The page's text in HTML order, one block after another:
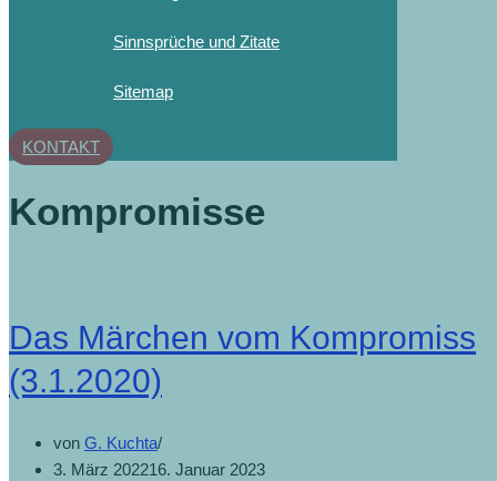
Sinnsprüche und Zitate
Sitemap
KONTAKT
Kompromisse
Das Märchen vom Kompromiss
(3.1.2020)
von G. Kuchta
3. März 202216. Januar 2023